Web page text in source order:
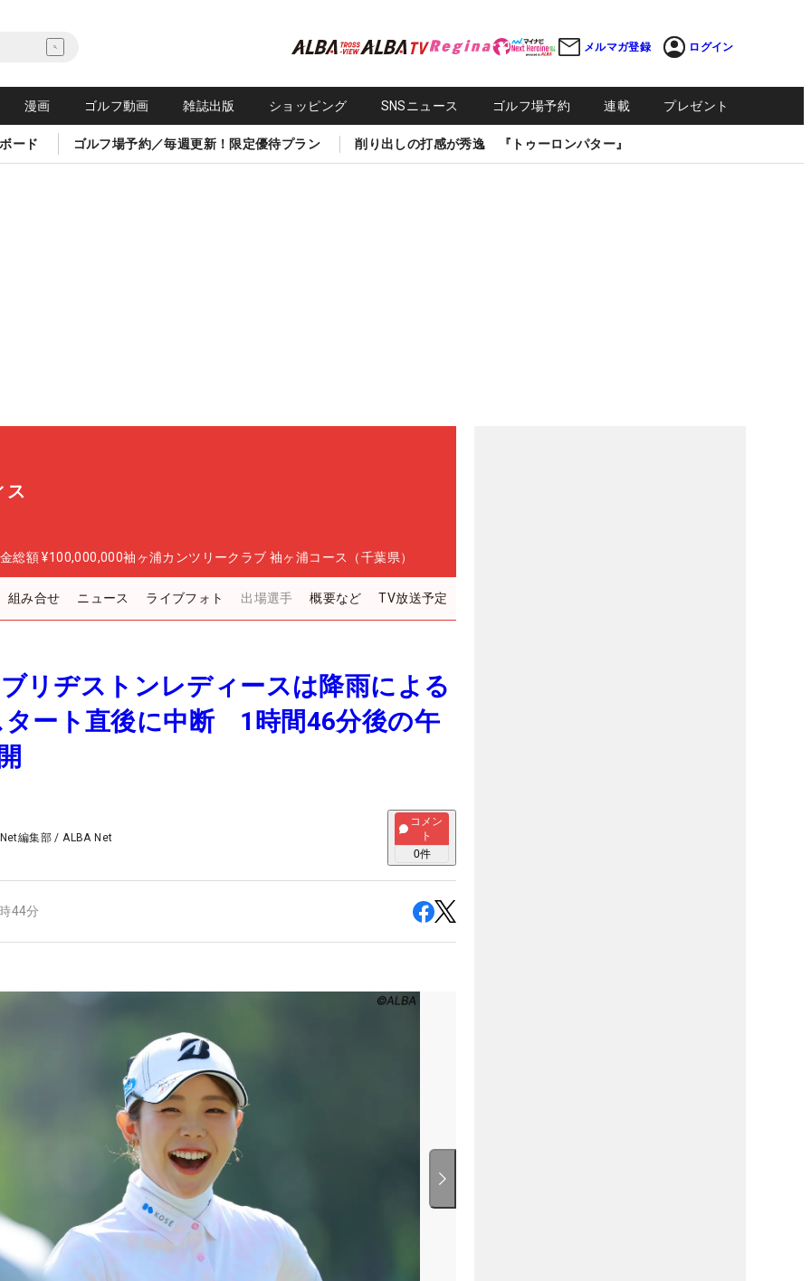
メルマガ登録 ログイン
漫画 ゴルフ動画 雑誌出版 ショッピング SNSニュース ゴルフ場予約 連載 プレゼント
ード ゴルフ場予約／毎週更新！限定優待プラン 削り出しの打感が秀逸 『トゥーロンパター』
ス
総額 ¥100,000,000袖ヶ浦カンツリークラブ 袖ヶ浦コース（千葉県）
組み合せ ニュース ライブフォト 出場選手 概要など TV放送予定
リヂストンレディースは降雨による
タート直後に中断 1時間46分後の午
編集部 /ALBA Net
コメン
ト
0件
44分